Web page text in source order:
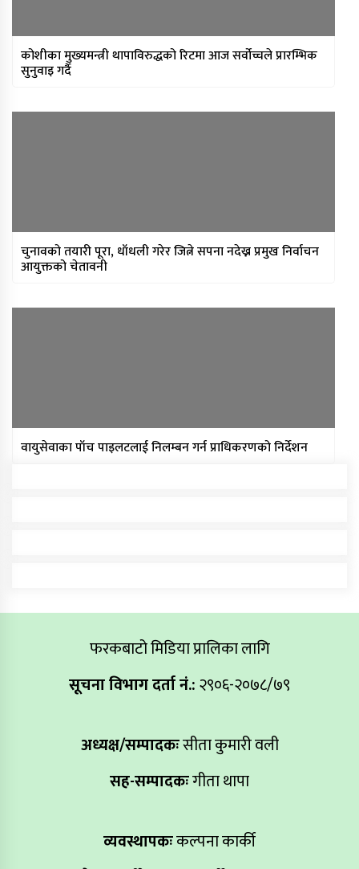
कोशीका मुख्यमन्त्री थापाविरुद्धको रिटमा आज सर्वोच्चले प्रारम्भिक
सुनुवाइ गर्दै
चुनावको तयारी पूरा, धाँधली गरेर जित्ने सपना नदेख्न प्रमुख निर्वाचन
आयुक्तको चेतावनी
वायुसेवाका पाँच पाइलटलाई निलम्बन गर्न प्राधिकरणको निर्देशन
फरकबाटो मिडिया प्रालिका लागि
सूचना विभाग दर्ता नं.:२९०६-२०७८/७९
अध्यक्ष/सम्पादकःसीता कुमारी वली
सह-सम्पादकःगीता थापा
व्यवस्थापकःकल्पना कार्की